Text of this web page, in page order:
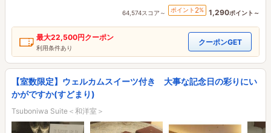
64,574スコア～ ポイント 2% 1,290ポイント～
最大22,500円クーポン
利用条件あり
クーポンGET
【室数限定】ウェルカムスイーツ付き 大事な記念日の彩りにい
かがですか(すどまり)
Tsuboniwa Suite＜和洋室＞